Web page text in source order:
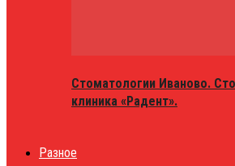
Стоматологии Иваново.
клиника «Радент».
Разное